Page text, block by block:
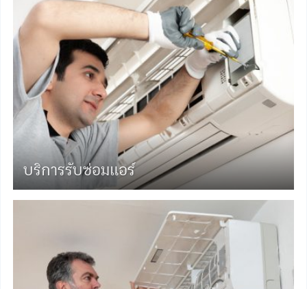
บริการรับซ่อมแอร์